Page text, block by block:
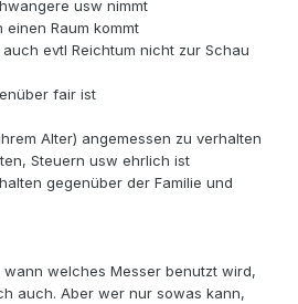
usw nimmt
Raum kommt
evtl Reichtum nicht zur Schau
fair ist
Alter) angemessen zu verhalten
Steuern usw ehrlich ist
gegenüber der Familie und
welches Messer benutzt wird,
auch. Aber wer nur sowas kann,